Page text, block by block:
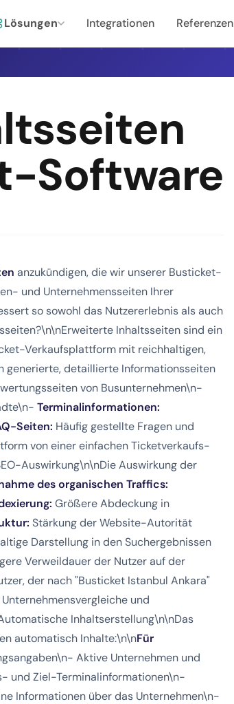
Lösungen Integrationen Referenzen
Software
anzukündigen, die wir unserer Busticket-
und Unternehmensseiten Ihrer
so sowohl das Nutzererlebnis als auch
Inhaltsseiten sind ein
Verkaufsplattform mit reichhaltigen,
generierte, detaillierte Informationsseiten
von Busunternehmen\n-
Terminalinformationen:
Seiten: Häufig gestellte Fragen und
von einer einfachen Ticketverkaufs-
Auswirkung\n\nDie Auswirkung der
des organischen Traffics:
Größere Abdeckung in
Stärkung der Website-Autorität
Darstellung in den Suchergebnissen
Verweildauer der Nutzer auf der
der nach "Busticket Istanbul Ankara"
und
Inhaltserstellung\n\nDas
automatisch Inhalte:\n\nFür
Aktive Unternehmen und
und Ziel-Terminalinformationen\n-
Informationen über das Unternehmen\n-